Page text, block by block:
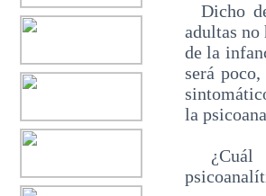
Dicho
adultas
de la
será
la
¿Cuál